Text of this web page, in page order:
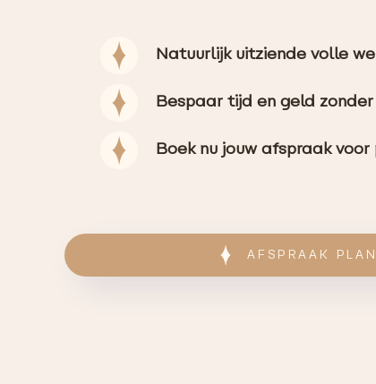
Natuurlijk uitziende volle
Bespaar tijd en geld
Boek nu jouw afspraak
AFSPRAAK